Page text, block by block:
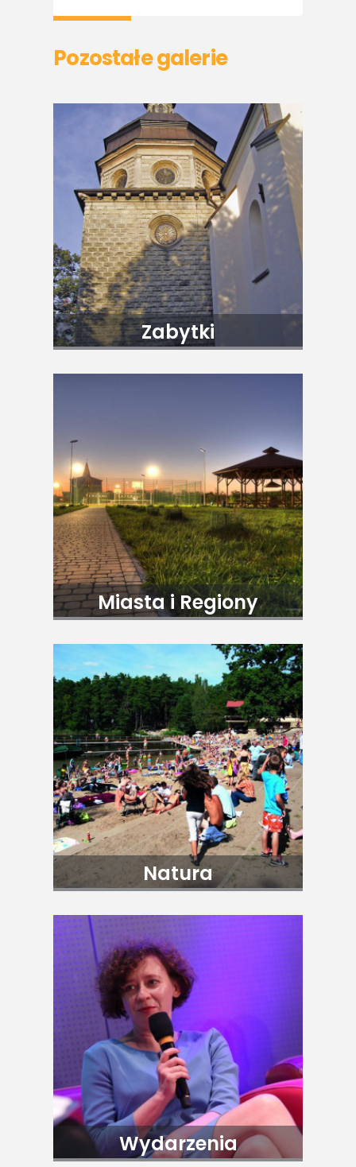
Pozostałe galerie
Zabytki
Miasta i Regiony
Natura
Wydarzenia